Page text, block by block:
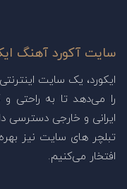
سایت آکورد آهنگ
ایکورد، یک سایت
را می‌دهد تا به راحتی و
ایرانی و خارجی دسترسی
تبلچر های سایت نیز
افتخار می‌کنیم.